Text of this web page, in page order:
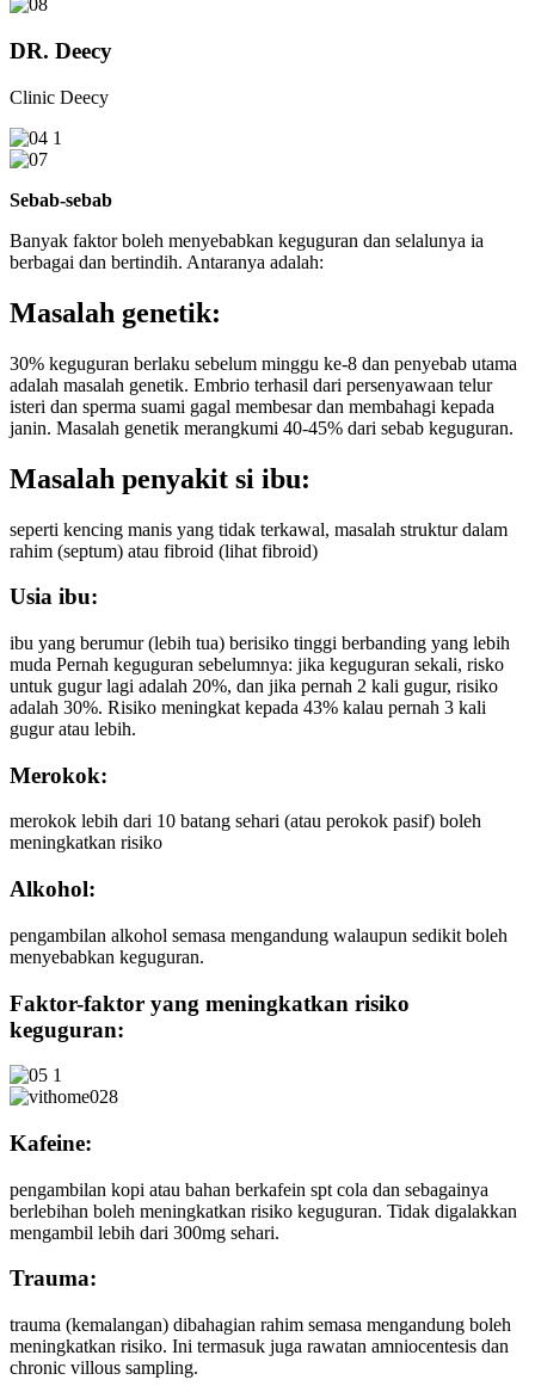
DR. Deecy
Clinic Deecy
Sebab-sebab
Banyak faktor boleh menyebabkan keguguran dan selalunya ia
berbagai dan bertindih. Antaranya adalah:
Masalah genetik:
30% keguguran berlaku sebelum minggu ke-8 dan penyebab utama
adalah masalah genetik. Embrio terhasil dari persenyawaan telur
isteri dan sperma suami gagal membesar dan membahagi kepada
janin. Masalah genetik merangkumi 40-45% dari sebab keguguran.
Masalah penyakit si ibu:
seperti kencing manis yang tidak terkawal, masalah struktur dalam
rahim (septum) atau fibroid (lihat fibroid)
Usia ibu:
ibu yang berumur (lebih tua) berisiko tinggi berbanding yang lebih
muda Pernah keguguran sebelumnya: jika keguguran sekali, risko
untuk gugur lagi adalah 20%, dan jika pernah 2 kali gugur, risiko
adalah 30%. Risiko meningkat kepada 43% kalau pernah 3 kali
gugur atau lebih.
Merokok:
merokok lebih dari 10 batang sehari (atau perokok pasif) boleh
meningkatkan risiko
Alkohol:
pengambilan alkohol semasa mengandung walaupun sedikit boleh
menyebabkan keguguran.
Faktor-faktor yang meningkatkan risiko
keguguran:
Kafeine:
pengambilan kopi atau bahan berkafein spt cola dan sebagainya
berlebihan boleh meningkatkan risiko keguguran. Tidak digalakkan
mengambil lebih dari 300mg sehari.
Trauma:
trauma (kemalangan) dibahagian rahim semasa mengandung boleh
meningkatkan risiko. Ini termasuk juga rawatan amniocentesis dan
chronic villous sampling.